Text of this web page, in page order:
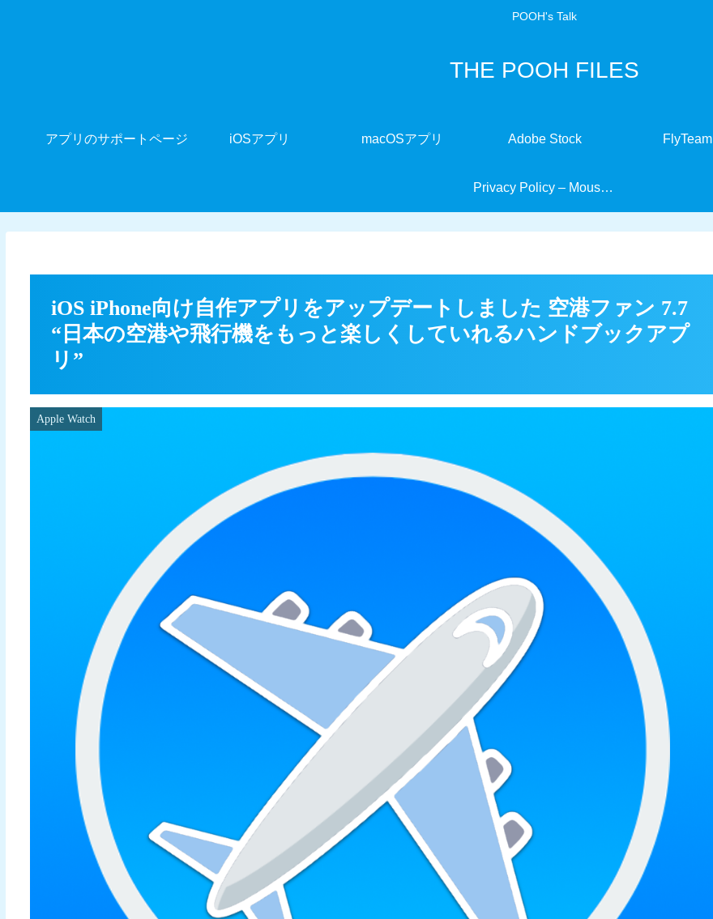
POOH's Talk
THE POOH FILES
アプリのサポートページ iOSアプリ macOSアプリ Adobe Stock FlyTeam
Privacy Policy – MouseMate
iOS iPhone向け自作アプリをアップデートしました 空港ファン 7.7
“日本の空港や飛行機をもっと楽しくしていれるハンドブックアプ
リ”
Apple Watch